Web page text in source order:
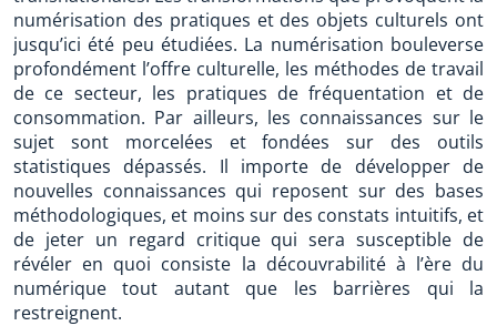
numérisation des pratiques et des objets culturels ont
jusqu’ici été peu étudiées. La numérisation bouleverse
profondément l’offre culturelle, les méthodes de travail
de ce secteur, les pratiques de fréquentation et de
consommation. Par ailleurs, les connaissances sur le
sujet sont morcelées et fondées sur des outils
statistiques dépassés. Il importe de développer de
nouvelles connaissances qui reposent sur des bases
méthodologiques, et moins sur des constats intuitifs, et
de jeter un regard critique qui sera susceptible de
révéler en quoi consiste la découvrabilité à l’ère du
numérique tout autant que les barrières qui la
restreignent.